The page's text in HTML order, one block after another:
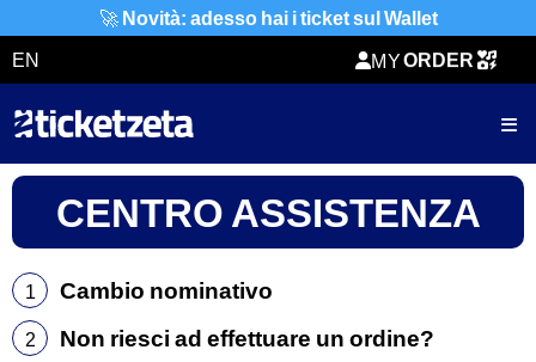
🚀 Novità: adesso hai i ticket sul Wallet
EN
MY
TICKETZETA
ORDER
SHARING
CENTRO ASSISTENZA
1 Cambio nominativo
2 Non riesci ad effettuare un ordine?